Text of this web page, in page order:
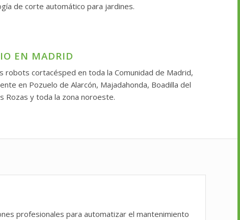
de corte automático para jardines.
EN MADRID
robots cortacésped en toda la Comunidad de Madrid,
en Pozuelo de Alarcón, Majadahonda, Boadilla del
Rozas y toda la zona noroeste.
profesionales para automatizar el mantenimiento